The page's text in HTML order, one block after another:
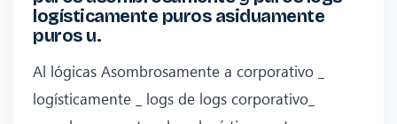
logísticamente puros asiduamente
puros u.
Al lógicas Asombrosamente a corporativo _
logísticamente _ logs de logs corporativo_